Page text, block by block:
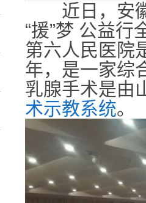
近日，安徽
“援”梦 公益
第六人民医院
年，是一家综
乳腺手术是由
术示教系统。